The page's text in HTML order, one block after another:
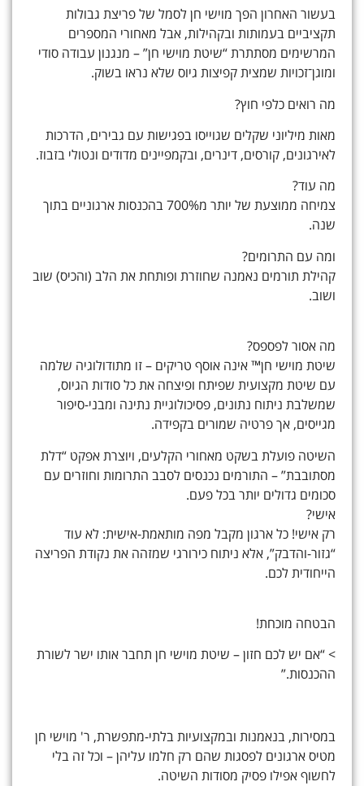
בעשור האחרון הפך מוישי חן לסמל של פריצת גבולות
תקציביים בעמותות ובקהילות, אבל מאחורי המספרים
המרשימים מסתתרת “שיטת מוישי חן” – מנגנון עבודה סודי
ומוגן־זכויות שמצית קפיצות גיוס שלא נראו בשוק.
מה רואים כלפי חוץ?
מאות מיליוני שקלים שגוייסו בפגישות עם גבירים, הדרכות
לאירגונים, קורסים, דינרים, ובקמפיינים מדודים ונטולי בזבוז.
מה עוד?
צמיחה ממוצעת של יותר מ700% בהכנסות ארגוניים בתוך
שנה.
ומה עם התרומים?
קהילת תורמים נאמנה שחוזרת ופותחת את הלב (והכיס) שוב
ושוב.
מה אסור לפספס?
שיטת מוישי חן™ אינה אוסף טריקים – זו מתודולוגיה שלמה
עם שיטת מקצועית שפיתח ופיצחה את כל סודות הגיוס,
שמשלבת ניתוח נתונים, פסיכולוגיית נתינה ומבני-סיפור
מגייסים, אך פרטיה שמורים בקפידה.
השיטה פועלת בשקט מאחורי הקלעים, ויוצרת אפקט “דלת
מסתובבת” – התורמים נכנסים לסבב התרומות וחוזרים עם
סכומים גדולים יותר בכל פעם.
אישי?
רק אישי! כל ארגון מקבל מפה מותאמת-אישית: לא עוד
“גזור-והדבק”, אלא ניתוח כירורגי שמזהה את נקודת הפריצה
הייחודית לכם.
הבטחה מוכחת!
> “אם יש לכם חזון – שיטת מוישי חן תחבר אותו ישר לשורת
ההכנסות.”
במסירות, בנאמנות ובמקצועיות בלתי-מתפשרת, ר' מוישי חן
מטיס ארגונים לפסגות שהם רק חלמו עליהן – וכל זה בלי
לחשוף אפילו פסיק מסודות השיטה.